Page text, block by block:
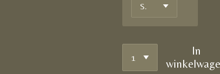
In